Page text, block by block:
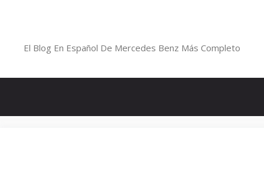
El Blog En Español De Mercedes Benz Más Completo